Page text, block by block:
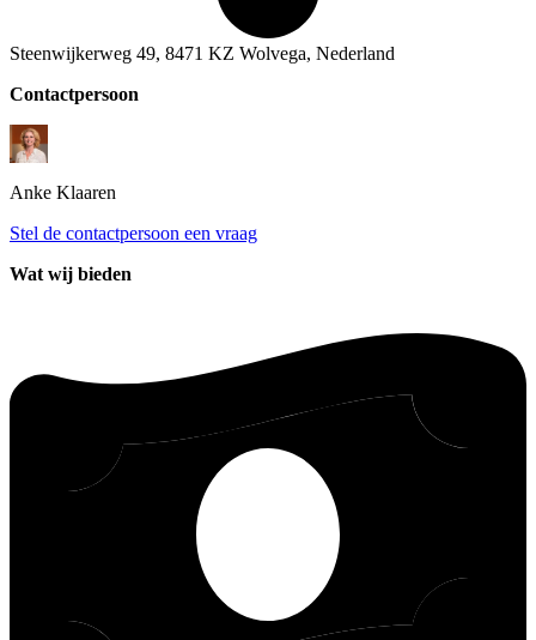
Steenwijkerweg 49, 8471 KZ Wolvega, Nederland
Contactpersoon
Anke Klaaren
Stel de contactpersoon een vraag
Wat wij bieden